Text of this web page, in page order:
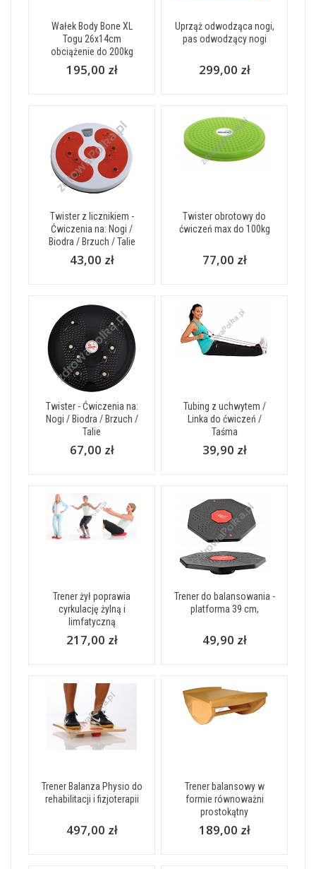
Wałek Body Bone XL
Togu 26x14cm
obciążenie do 200kg
195,00 zł
Uprząż odwodząca nogi,
pas odwodzący nogi
299,00 zł
Twister z licznikiem -
Ćwiczenia na: Nogi /
Biodra / Brzuch / Talie
43,00 zł
Twister obrotowy do
ćwiczeń max do 100kg
77,00 zł
Twister - Ćwiczenia na:
Nogi / Biodra / Brzuch /
Talie
67,00 zł
Tubing z uchwytem /
Linka do ćwiczeń /
Taśma
39,90 zł
Trener żył poprawia
cyrkulację żylną i
limfatyczną
217,00 zł
Trener do balansowania -
platforma 39 cm,
49,90 zł
Trener Balanza Physio do
rehabilitacji i fizjoterapii
497,00 zł
Trener balansowy w
formie równoważni
prostokątny
189,00 zł